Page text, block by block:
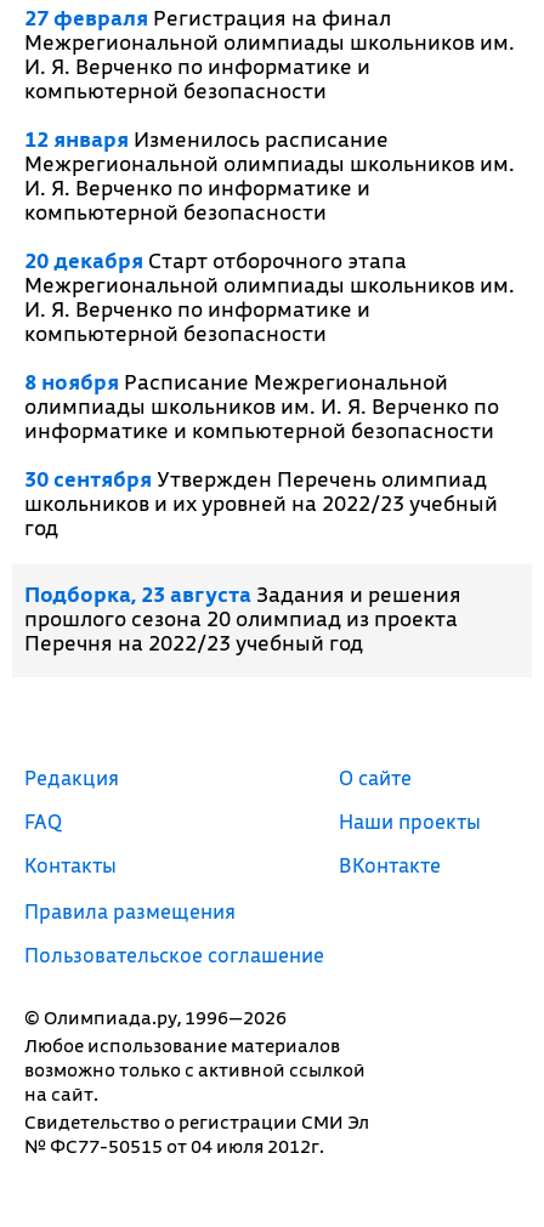
27 февраля Регистрация на финал
Межрегиональной олимпиады школьников им.
И. Я. Верченко по информатике и
компьютерной безопасности
12 января Изменилось расписание
Межрегиональной олимпиады школьников им.
И. Я. Верченко по информатике и
компьютерной безопасности
20 декабря Старт отборочного этапа
Межрегиональной олимпиады школьников им.
И. Я. Верченко по информатике и
компьютерной безопасности
8 ноября Расписание Межрегиональной
олимпиады школьников им. И. Я. Верченко по
информатике и компьютерной безопасности
30 сентября Утвержден Перечень олимпиад
школьников и их уровней на 2022/23 учебный
год
Подборка, 23 августаЗадания и решения
прошлого сезона 20 олимпиад из проекта
Перечня на 2022/23 учебный год
© Олимпиада.ру, 1996—2026
Любое использование материалов
возможно только с активной ссылкой
на сайт.
Свидетельство о регистрации СМИ Эл
№ ФС77-50515 от 04 июля 2012г.
Редакция
FAQ
Контакты
Правила размещения
Пользовательское соглашение
О сайте
Наши проекты
ВКонтакте